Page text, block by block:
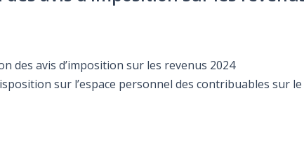
des avis d’imposition sur les revenus 2024
sur l’espace personnel des contribuables sur